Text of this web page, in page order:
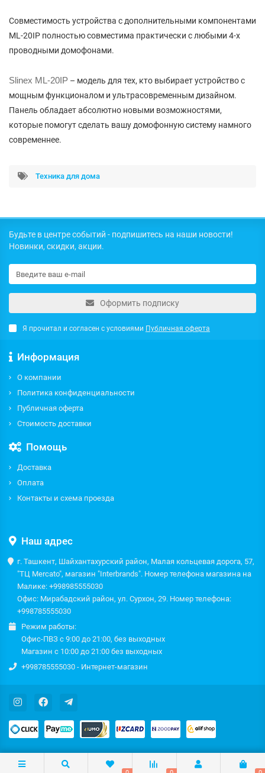
Совместимость устройства с дополнительными компонентами
МL-20IP полностью совместима практически с любыми 4-х
проводными домофонами.
Slinex МL-20IP – модель для тех, кто выбирает устройство с
мощным функционалом и ультрасовременным дизайном.
Панель обладает абсолютно новыми возможностями,
которые помогут сделать вашу домофонную систему намного
современнее.
Техника для дома
Будьте в центре событий - подпишитесь на наши новости!
Новинки, скидки, акции.
Оформить подписку
Я прочитал и согласен с условиями Публичная оферта
Информация
О компании
Политика конфиденциальности
Публичная оферта
Стоимость доставки
Помощь
Доставка
Оплата
Контакты и схема проезда
Наш адрес
г. Ташкент, Шайхантахурский район, Малая кольцевая дорога, 57,
"ТЦ Mercato", магазин "Interbrands". Номер телефона магазина на
Малике: +998985555030
Офис: Мирабадский район, ул. Сурхон, 29. Номер телефона:
+998785555030
Режим работы:
Офис-ПВЗ с 9:00 до 21:00, без выходных
Магазин с 10:00 до 21:00 без выходных
+998785555030 - Интернет-магазин